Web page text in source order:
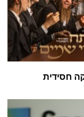
חסידית